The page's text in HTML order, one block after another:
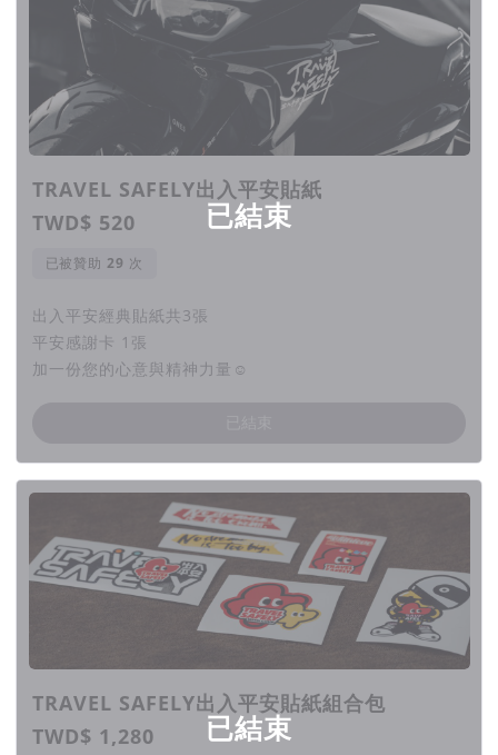
1. 調降目標金額的原因、新的目標金額： 因目前募款金額不足
一開始設定的目標200萬，2/9公益專案即將結束，出入平安想
把目標金額調降為100萬 雖然最終無法成功捐出救護車，但出
入平安還是希望把目前所募得的款項用來購買救護器材捐給偏鄉
地區(專案結束後會告知大家捐出的縣市)
2. 調降後與原先的預算、成本規劃是否有異動： 一樣扣除平台
抽成6%/發票税5%/商品製作成本30%，其餘會全數捐出
3.前期贊助者權益是否受影響： 完全不受影響，贊助者在公益
專案結束後收到回饋商品，出入平安預計會在4月份依序出貨
2025.01.20｜已達標100萬
您曾經有被一句話影響過嗎？
出入平安是這樣來的
因入手重機找不到好看的車貼，苦惱的自己在因
緣際會下
看到曾國城主持的節目，城哥總會在節目結束前說：
「希望大家都出入平安」
出入平安這句話瞬間打進大腦裡，其實家人們都很擔心
騎重機不安全
那就設計一款出入平安車貼來提醒自己要注意安全呀
已結束
TRAVEL SAFELY出入平安貼紙
TWD$ 520
已被贊助 次
出入平安經典貼紙共3張
平安感謝卡 1張
加一份您的心意與精神力量☺︎
已結束
TRAVEL SAFELY出入平安貼紙組合包
TWD$ 1,280